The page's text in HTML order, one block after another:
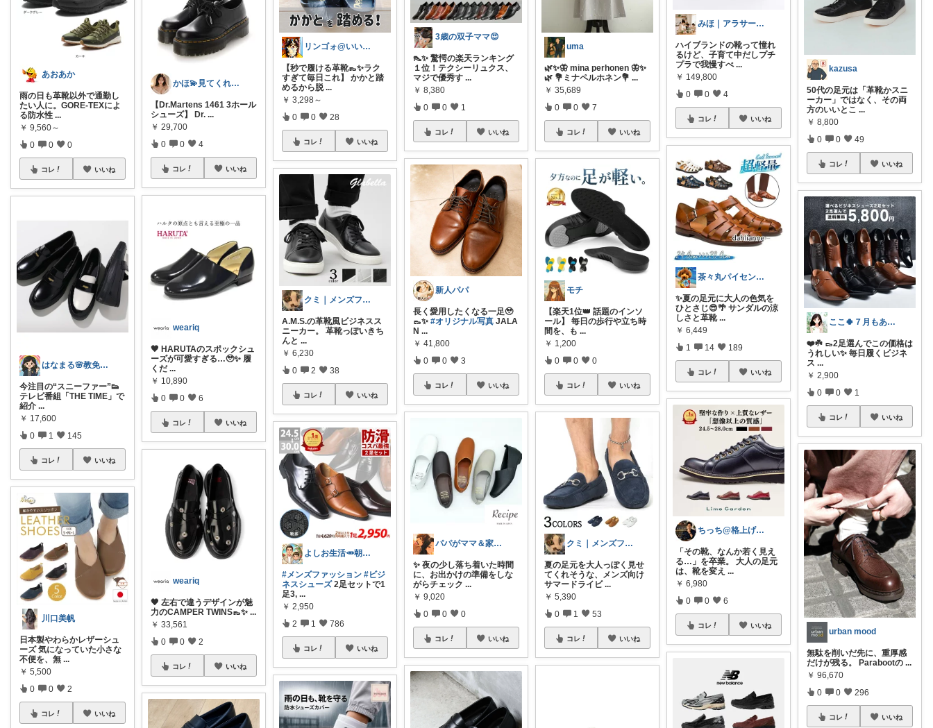
あおあか
雨の日も革靴以外で通勤し
たい人に。GORE-TEXによ
る防水性 ...
￥ 9,560～
0 0 0
コレ いいね
はなまる🌸教免ママの、心地よい暮らし。
今注目の“スニーファー”👟
テレビ番組「THE TIME」で
紹介 ...
￥ 17,600
0 1 145
コレ いいね
川口美帆
日本製やわらかレザーシュ
ーズ 気になっていた小さな
不便を、無 ...
￥ 5,500
0 0 2
コレ いいね
かほ💫見てくれてありがとう
【Dr.Martens 1461 3ホール
シューズ】 Dr. ...
￥ 29,700
0 0 4
コレ いいね
weariq
🖤 HARUTAのスポックシュ
ーズが可愛すぎる…🥹✨ 履
くだ ...
￥ 10,890
0 0 6
コレ いいね
weariq
🖤 左右で違うデザインが魅
力のCAMPER TWINS👞✨...
￥ 33,561
0 0 2
コレ いいね
リンゴォ@いいね！ありがとうございます
【秒で履ける革靴👞✨ラク
すぎて毎日これ】 かかと踏
めるから脱 ...
￥ 3,298～
0 0 28
コレ いいね
クミ｜メンズファッションROOM
A.M.S.の革靴風ビジネスス
ニーカー。 革靴っぽいきち
んと ...
￥ 6,230
0 2 38
コレ いいね
よしお生活🥕朝6時頃コレ👟
#メンズファッション #ビジ
ネスシューズ2足セットで1
足3, ...
￥ 2,950
2 1 786
コレ いいね
3歳の双子ママ😍
👠✨ 驚愕の楽天ランキング
１位！テクシーリュクス、
マジで優秀す ...
￥ 8,380
0 0 1
コレ いいね
新人パパ
長く愛用したくなる一足🥹
👞✨#オリジナル写真 JALA
N ...
￥ 41,800
0 0 3
コレ いいね
パパがママ＆家族の笑顔の為に選ぶ品😆
✨ 夜の少し落ち着いた時間
に、お出かけの準備をしな
がらチェック ...
￥ 9,020
0 0 0
コレ いいね
uma
🌿✨🦋 mina perhonen 🦋✨
🌿 💐ミナペルホネン💐 ...
￥ 35,689
0 0 7
コレ いいね
モチ
【楽天1位👑 話題のインソ
ール】 毎日の歩行や立ち時
間を、も ...
￥ 1,200
0 0 0
コレ いいね
クミ｜メンズファッションROOM
夏の足元を大人っぽく見せ
てくれそうな、メンズ向け
サマードライビ ...
￥ 5,390
0 1 53
コレ いいね
みほ｜アラサー主婦｜共働き｜2児育児中
ハイブランドの靴って憧れ
るけど、子育て中だしプチ
プラで我慢すべ ...
￥ 149,800
0 0 4
コレ いいね
茶々丸パイセン✨イケメンに変身🌟
✨夏の足元に大人の色気を
ひとさじ😎🌴 サンダルの涼
しさと革靴 ...
￥ 6,449
1 14 189
コレ いいね
ちっち@格上げアイテム推し✨
「その靴、なんか若く見え
る…」を卒業。 大人の足元
は、靴を変え ...
￥ 6,980
0 0 6
コレ いいね
kazusa
50代の足元は「革靴かスニ
ーカー」ではなく、その両
方のいいとこ ...
￥ 8,800
0 0 49
コレ いいね
ここ🍀７月もありがとう🍀
❤️☘️ 👞2足選んでこの価格は
うれしい✨ 毎日履くビジネ
ス ...
￥ 2,900
0 0 1
コレ いいね
urban mood
無駄を削いだ先に、重厚感
だけが残る。 Parabootの ...
￥ 96,670
0 0 296
コレ いいね